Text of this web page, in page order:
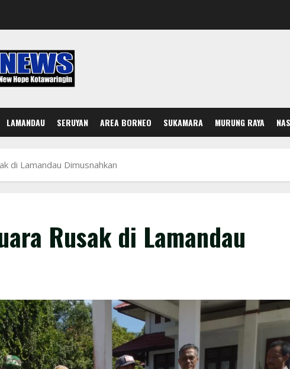
LAMANDAU SERUYAN AREA BORNEO SUKAMARA MURUNG RAYA
di Lamandau Dimusnahkan
Rusak di Lamandau